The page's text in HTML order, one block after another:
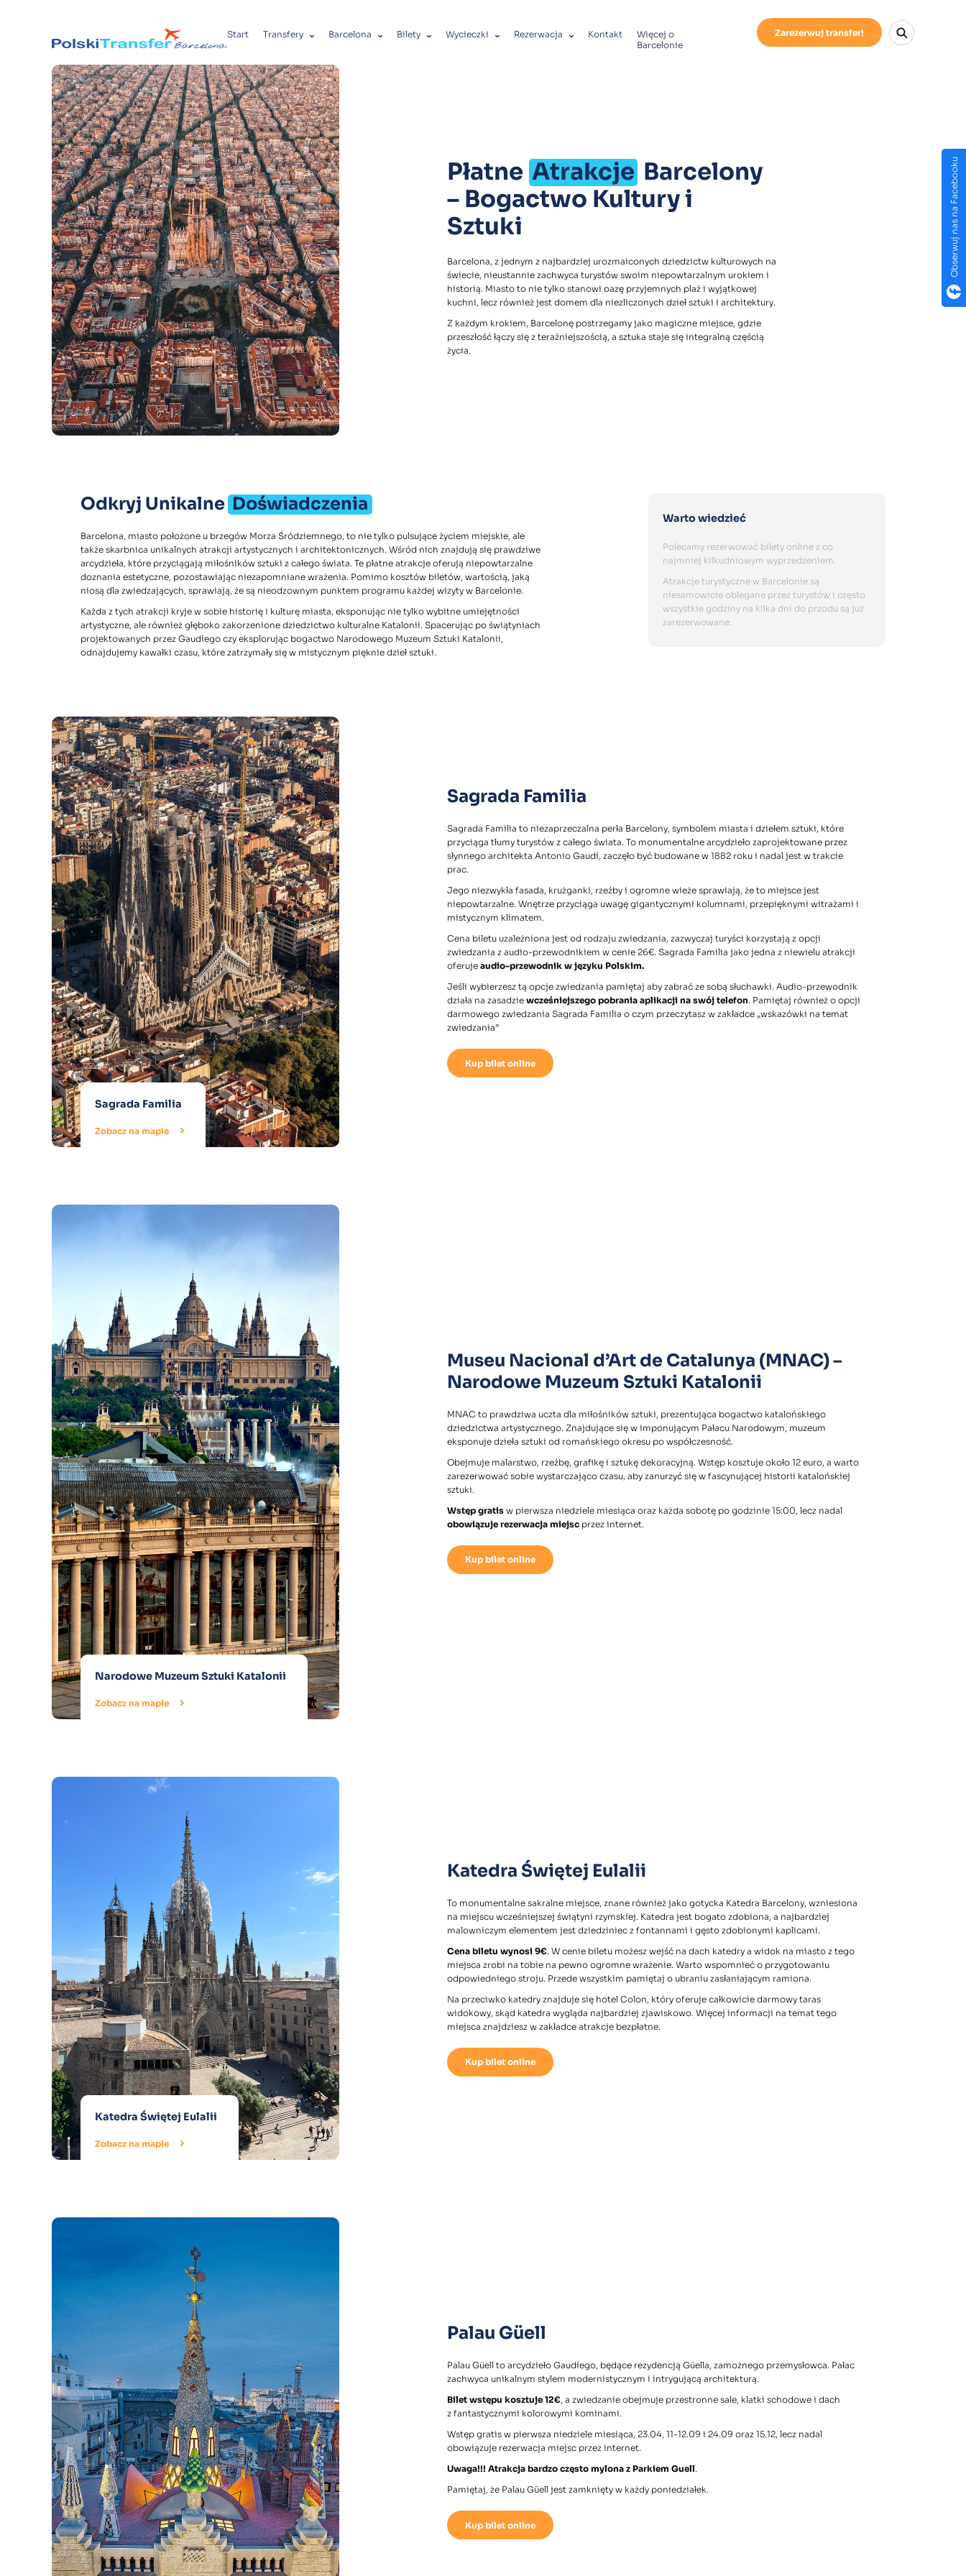
Start Transfery Barcelona Bilety Wycieczki Rezerwacja Kontakt
Więcej o
Barcelonie
Zarezerwuj transfer!
Obserwuj nas na Facebooku
Płatne Atrakcje Barcelony
– Bogactwo Kultury i
Sztuki
Barcelona, z jednym z najbardziej urozmaiconych dziedzictw kulturowych na
świecie, nieustannie zachwyca turystów swoim niepowtarzalnym urokiem i
historią. Miasto to nie tylko stanowi oazę przyjemnych plaż i wyjątkowej
kuchni, lecz również jest domem dla niezliczonych dzieł sztuki i architektury.
Z każdym krokiem, Barcelonę postrzegamy jako magiczne miejsce, gdzie
przeszłość łączy się z teraźniejszością, a sztuka staje się integralną częścią
życia.
Odkryj Unikalne Doświadczenia
Barcelona, miasto położone u brzegów Morza Śródziemnego, to nie tylko pulsujące życiem miejskie, ale
także skarbnica unikalnych atrakcji artystycznych i architektonicznych. Wśród nich znajdują się prawdziwe
arcydzieła, które przyciągają miłośników sztuki z całego świata. Te płatne atrakcje oferują niepowtarzalne
doznania estetyczne, pozostawiając niezapomniane wrażenia. Pomimo kosztów biletów, wartością, jaką
niosą dla zwiedzających, sprawiają, że są nieodzownym punktem programu każdej wizyty w Barcelonie.
Każda z tych atrakcji kryje w sobie historię i kulturę miasta, eksponując nie tylko wybitne umiejętności
artystyczne, ale również głęboko zakorzenione dziedzictwo kulturalne Katalonii. Spacerując po świątyniach
projektowanych przez Gaudíego czy eksplorując bogactwo Narodowego Muzeum Sztuki Katalonii,
odnajdujemy kawałki czasu, które zatrzymały się w mistycznym pięknie dzieł sztuki.
Warto wiedzieć
Polecamy rezerwować bilety online z co
najmniej kilkudniowym wyprzedzeniem.
Atrakcje turystyczne w Barcelonie są
niesamowicie oblegane przez turystów i często
wszystkie godziny na kilka dni do przodu są już
zarezerwowane.
Sagrada Familia
Zobacz na mapie
Sagrada Familia
Sagrada Familia to niezaprzeczalna perła Barcelony, symbolem miasta i dziełem sztuki, które
przyciąga tłumy turystów z całego świata. To monumentalne arcydzieło zaprojektowane przez
słynnego architekta Antonio Gaudí, zaczęło być budowane w 1882 roku i nadal jest w trakcie
prac.
Jego niezwykła fasada, krużganki, rzeźby i ogromne wieże sprawiają, że to miejsce jest
niepowtarzalne. Wnętrze przyciąga uwagę gigantycznymi kolumnami, przepięknymi witrażami i
mistycznym klimatem.
Cena biletu uzależniona jest od rodzaju zwiedzania, zazwyczaj turyści korzystają z opcji
zwiedzania z audio-przewodnikiem w cenie 26€. Sagrada Familia jako jedna z niewielu atrakcji
oferuje audio-przewodnik w języku Polskim.
Jeśli wybierzesz tą opcje zwiedzania pamiętaj aby zabrać ze sobą słuchawki. Audio-przewodnik
działa na zasadzie wcześniejszego pobrania aplikacji na swój telefon. Pamiętaj również o opcji
darmowego zwiedzania Sagrada Familia o czym przeczytasz w zakładce „wskazówki na temat
zwiedzania”
Kup bilet online
Narodowe Muzeum Sztuki Katalonii
Zobacz na mapie
Museu Nacional d’Art de Catalunya (MNAC) –
Narodowe Muzeum Sztuki Katalonii
MNAC to prawdziwa uczta dla miłośników sztuki, prezentująca bogactwo katalońskiego
dziedzictwa artystycznego. Znajdujące się w imponującym Pałacu Narodowym, muzeum
eksponuje dzieła sztuki od romańskiego okresu po współczesność.
Obejmuje malarstwo, rzeźbę, grafikę i sztukę dekoracyjną. Wstęp kosztuje około 12 euro, a warto
zarezerwować sobie wystarczająco czasu, aby zanurzyć się w fascynującej historii katalońskiej
sztuki.
Wstęp gratis w pierwsza niedziele miesiąca oraz każda sobotę po godzinie 15:00, lecz nadal
obowiązuje rezerwacja miejsc przez internet.
Kup bilet online
Katedra Świętej Eulalii
Zobacz na mapie
Katedra Świętej Eulalii
To monumentalne sakralne miejsce, znane również jako gotycka Katedra Barcelony, wzniesiona
na miejscu wcześniejszej świątyni rzymskiej. Katedra jest bogato zdobiona, a najbardziej
malowniczym elementem jest dziedziniec z fontannami i gęsto zdobionymi kaplicami.
Cena biletu wynosi 9€. W cenie biletu możesz wejść na dach katedry a widok na miasto z tego
miejsca zrobi na tobie na pewno ogromne wrażenie. Warto wspomnieć o przygotowaniu
odpowiedniego stroju. Przede wszystkim pamiętaj o ubraniu zasłaniającym ramiona.
Na przeciwko katedry znajduje się hotel Colon, który oferuje całkowicie darmowy taras
widokowy, skąd katedra wygląda najbardziej zjawiskowo. Więcej informacji na temat tego
miejsca znajdziesz w zakładce atrakcje bezpłatne.
Kup bilet online
Palau Güell
Palau Güell to arcydzieło Gaudíego, będące rezydencją Güella, zamożnego przemysłowca. Pałac
zachwyca unikalnym stylem modernistycznym i intrygującą architekturą.
Bilet wstępu kosztuje 12€, a zwiedzanie obejmuje przestronne sale, klatki schodowe i dach
z fantastycznymi kolorowymi kominami.
Wstęp gratis w pierwsza niedziele miesiąca, 23.04, 11-12.09 i 24.09 oraz 15.12, lecz nadal
obowiązuje rezerwacja miejsc przez internet.
Uwaga!!! Atrakcja bardzo często mylona z Parkiem Guell.
Pamiętaj, że Palau Güell jest zamknięty w każdy poniedziałek.
Kup bilet online